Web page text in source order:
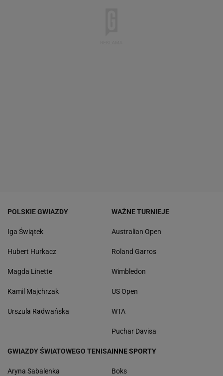
POLSKIE GWIAZDY
Iga Świątek
Hubert Hurkacz
Magda Linette
Kamil Majchrzak
Urszula Radwańska
WAŻNE TURNIEJE
Australian Open
Roland Garros
Wimbledon
US Open
WTA
Puchar Davisa
GWIAZDY ŚWIATOWEGO TENISA
Aryna Sabalenka
INNE SPORTY
Boks